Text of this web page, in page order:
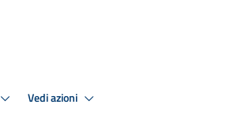
Vedi azioni